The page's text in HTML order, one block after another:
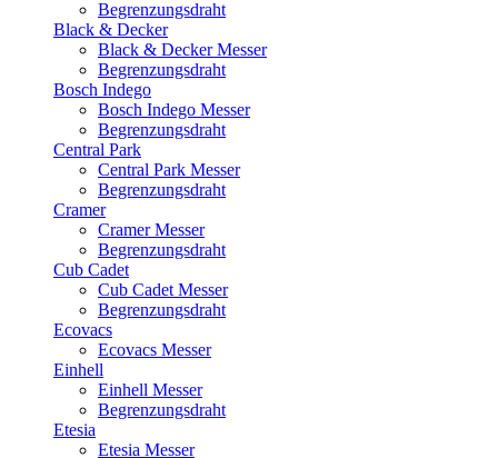
Begrenzungsdraht
Black & Decker
Black & Decker Messer
Begrenzungsdraht
Bosch Indego
Bosch Indego Messer
Begrenzungsdraht
Central Park
Central Park Messer
Begrenzungsdraht
Cramer
Cramer Messer
Begrenzungsdraht
Cub Cadet
Cub Cadet Messer
Begrenzungsdraht
Ecovacs
Ecovacs Messer
Einhell
Einhell Messer
Begrenzungsdraht
Etesia
Etesia Messer